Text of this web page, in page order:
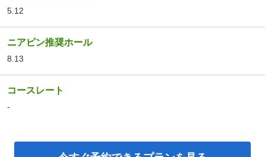
5.12
ニアピン推奨ホール
8.13
コースレート
-